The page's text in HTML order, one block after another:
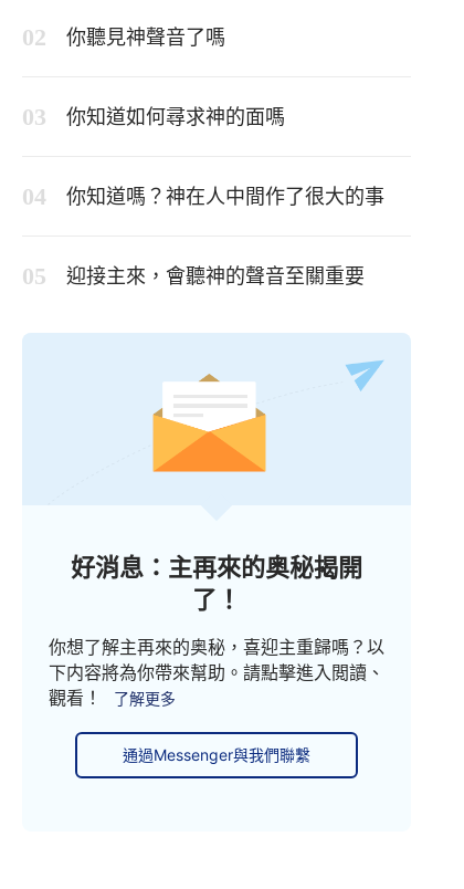
你聽見神聲音了嗎
你知道如何尋求神的面嗎
你知道嗎？神在人中間作了很大的事
迎接主來，會聽神的聲音至關重要
好消息：主再來的奥秘揭開
了！
你想了解主再來的奥秘，喜迎主重歸嗎？以
下内容將為你帶來幫助。請點擊進入閲讀、
觀看！
了解更多
通過Messenger與我們聯繫